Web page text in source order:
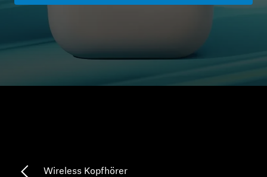
Kopfhörer-Ersatzteile & Zubehör
Wireless Kopfhörer